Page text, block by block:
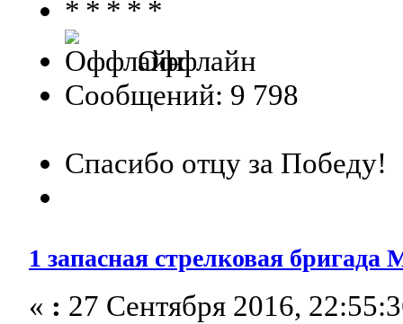
Оффлайн
Сообщений: 9 798
Спасибо отцу за Победу!
1 запасная стрелковая
« : 27 Сентября 2016,